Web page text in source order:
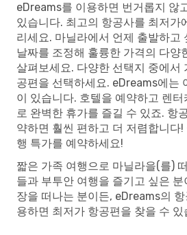
eDreams를 이용하면 번거롭지 않
있습니다. 최고의 항공사를 최저가
리세요. 마닐라에서 언제 출발하고
날짜를 조정해 훌륭한 가격의 다양
살펴보세요. 다양한 선택지 중에서
공편을 선택하세요. eDreams에는
이 있습니다. 호텔을 예약하고 렌
로 완벽한 휴가를 즐길 수 있죠. 항
약하면 훨씬 편하고 더 저렴합니다
행 특가를 예약하세요!
짧은 가족 여행으로 마닐라을(를)
들과 부투안 여행을 즐기고 싶은
장을 떠나는 분이든, eDreams의
용하면 최저가 항공편을 찾을 수 있